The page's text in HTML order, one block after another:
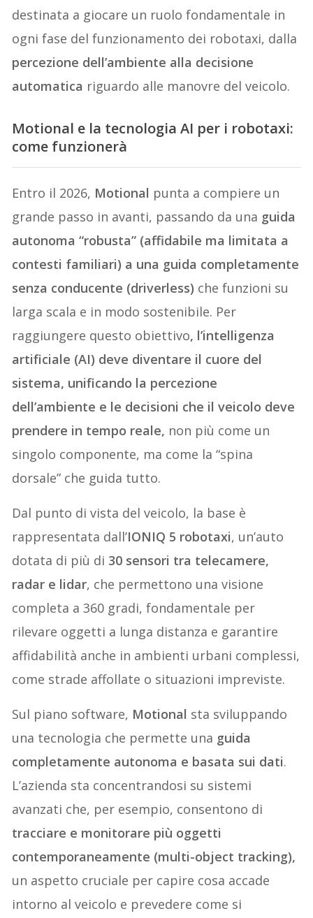
destinata a giocare un ruolo fondamentale in
ogni fase del funzionamento dei robotaxi, dalla
percezione dell’ambiente alla decisione
automatica riguardo alle manovre del veicolo.
Motional e la tecnologia AI per i robotaxi:
come funzionerà
Entro il 2026, Motional punta a compiere un
grande passo in avanti, passando da una guida
autonoma “robusta” (affidabile ma limitata a
contesti familiari) a una guida completamente
senza conducente (driverless) che funzioni su
larga scala e in modo sostenibile. Per
raggiungere questo obiettivo, l’intelligenza
artificiale (AI) deve diventare il cuore del
sistema, unificando la percezione
dell’ambiente e le decisioni che il veicolo deve
prendere in tempo reale, non più come un
singolo componente, ma come la “spina
dorsale” che guida tutto.
Dal punto di vista del veicolo, la base è
rappresentata dall’IONIQ 5 robotaxi, un’auto
dotata di più di 30 sensori tra telecamere,
radar e lidar, che permettono una visione
completa a 360 gradi, fondamentale per
rilevare oggetti a lunga distanza e garantire
affidabilità anche in ambienti urbani complessi,
come strade affollate o situazioni impreviste.
Sul piano software, Motional sta sviluppando
una tecnologia che permette una guida
completamente autonoma e basata sui dati.
L’azienda sta concentrandosi su sistemi
avanzati che, per esempio, consentono di
tracciare e monitorare più oggetti
contemporaneamente (multi-object tracking),
un aspetto cruciale per capire cosa accade
intorno al veicolo e prevedere come si